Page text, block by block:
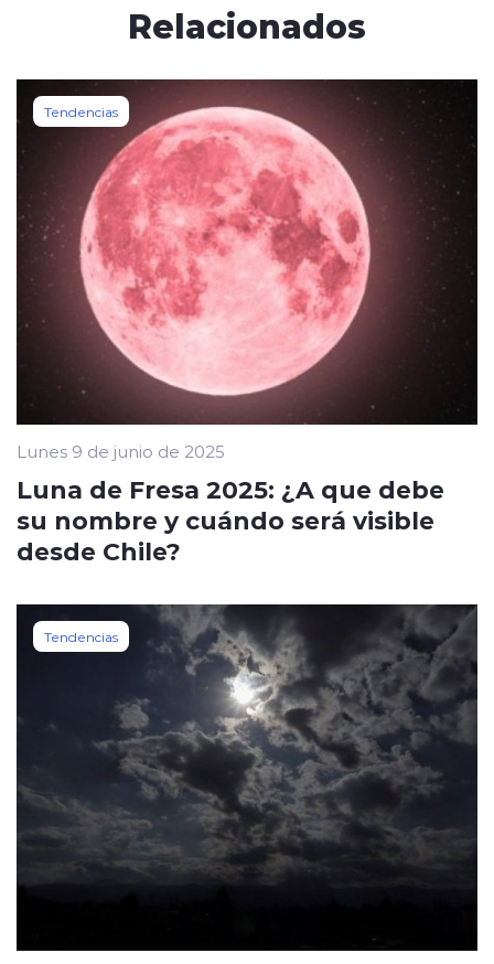
Relacionados
Tendencias
Lunes 9 de junio de 2025
Luna de Fresa 2025: ¿A que debe
su nombre y cuándo será visible
desde Chile?
Tendencias